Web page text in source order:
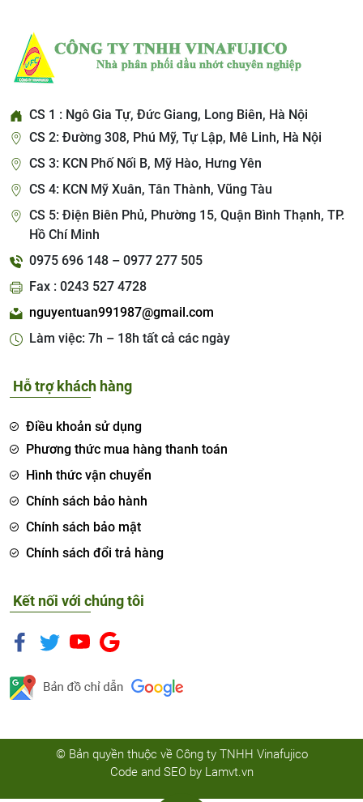
CS 1 : Ngô Gia Tự, Đức Giang, Long Biên, Hà Nội
CS 2: Đường 308, Phú Mỹ, Tự Lập, Mê Linh, Hà Nội
CS 3: KCN Phố Nối B, Mỹ Hào, Hưng Yên
CS 4: KCN Mỹ Xuân, Tân Thành, Vũng Tàu
CS 5: Điện Biên Phủ, Phường 15, Quận Bình Thạnh, TP.
Hồ Chí Minh
0975 696 148 – 0977 277 505
Fax : 0243 527 4728
nguyentuan991987@gmail.com
Làm việc: 7h – 18h tất cả các ngày
Hỗ trợ khách hàng
Điều khoản sử dụng
Phương thức mua hàng thanh toán
Hình thức vận chuyển
Chính sách bảo hành
Chính sách bảo mật
Chính sách đổi trả hàng
Kết nối với chúng tôi
© Bản quyền thuộc về Công ty TNHH Vinafujico
Code and SEO by Lamvt.vn